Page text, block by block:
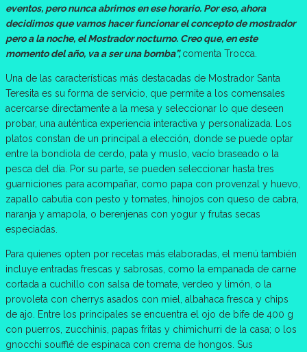
eventos, pero nunca abrimos en ese horario. Por eso, ahora
decidimos que vamos hacer funcionar el concepto de mostrador
pero a la noche, el Mostrador nocturno. Creo que, en este
momento del año, va a ser una bomba”,comenta Trocca.
Una de las características más destacadas de Mostrador Santa
Teresita es su forma de servicio, que permite a los comensales
acercarse directamente a la mesa y seleccionar lo que deseen
probar, una auténtica experiencia interactiva y personalizada. Los
platos constan de un principal a elección, donde se puede optar
entre la bondiola de cerdo, pata y muslo, vacío braseado o la
pesca del día. Por su parte, se pueden seleccionar hasta tres
guarniciones para acompañar, como papa con provenzal y huevo,
zapallo cabutia con pesto y tomates, hinojos con queso de cabra,
naranja y amapola, o berenjenas con yogur y frutas secas
especiadas.
Para quienes opten por recetas más elaboradas, el menú también
incluye entradas frescas y sabrosas, como la empanada de carne
cortada a cuchillo con salsa de tomate, verdeo y limón, o la
provoleta con cherrys asados con miel, albahaca fresca y chips
de ajo. Entre los principales se encuentra el ojo de bife de 400 g
con puerros, zucchinis, papas fritas y chimichurri de la casa; o los
gnocchi soufflé de espinaca con crema de hongos. Sus